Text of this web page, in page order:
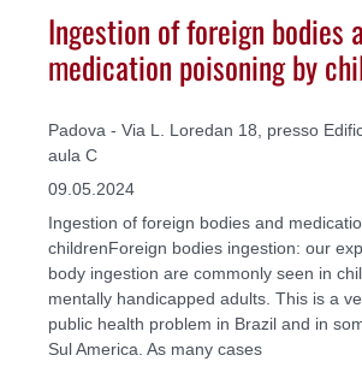
Ingestion of foreign bodies
medication poisoning by
Padova - Via L. Loredan 18, presso
aula C
09.05.2024
Ingestion of foreign bodies and
childrenForeign bodies ingestion: our
body ingestion are commonly seen in
mentally handicapped adults. This is a
public health problem in Brazil and in
Sul America. As many cases